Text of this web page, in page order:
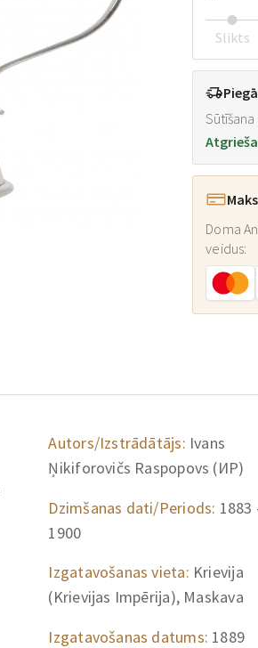
Slikts
Sūtīšana
Doma
veidus:
Autors/Izstrādātājs: Ivans
Ņikiforovičs Raspopovs (ИР)
Dzimšanas dati/Periods: 1883
1900
Izgatavošanas vieta: Krievija
(Krievijas Impērija), Maskava
Izgatavošanas datums: 1889